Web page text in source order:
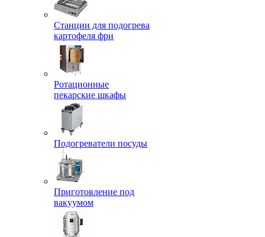
Станции для подогрева
картофеля фри
Ротационные
пекарские шкафы
Подогреватели посуды
Приготовление под
вакуумом